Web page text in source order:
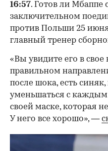
16:57. Готов ли Мбаппе
заключительном
против Польши 25
главный тренер
«Вы увидите его в свое
правильном
после шока, есть
уменьшаться с
своей маске, которая
У него все хорошо», —